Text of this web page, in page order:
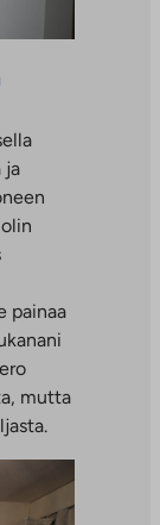
ja
painaa
mutta